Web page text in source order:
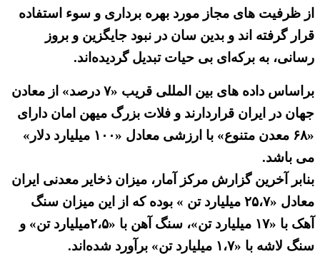
از ظرفیت های مجاز مورد بهره برداری و سوء استفاده
قرار گرفته اند و بدین سان در نبود جایگزین و بروز
رسانی، به برکه‌ای بی حیات تبدیل گردیده‌اند.
براساس داده های بین المللی قریب «۷ درصد» از معادن
جهان در ایران قراردارند و فلات بزرگ میهن امان دارای
«۶۸ معدن متنوع» با ارزشی معادل «۱۰۰ میلیارد دلار»
می باشد.
بنابر آخرین گزارش مرکز آمار، میزان ذخایر معدنی ایران
معادل «۲۵،۷ میلیارد تن » بوده که از این میزان سنگ
آهک با «۱۷ میلیارد تن»، سنگ آهن با «۲،۵میلیارد تن» و
سنگ لاشه با «۱،۷ میلیارد تن» برآورد شده‌اند.